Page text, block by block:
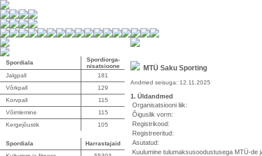
Spordiala
Spordiorga-
nisatsioone
Jalgpall
181
Võrkpall
129
Korvpall
115
Võimlemine
115
Kergejõustik
105
Spordiala
Harrastajaid
MTÜ Saku Sporting
Andmed seisuga: 12.11.2025
1. Üldandmed
Organisatsiooni liik:
Õiguslik vorm:
Registrikood:
Registreeritud:
Asutatud:
Kuulumine tulumaksusoodustusega MTÜ-de